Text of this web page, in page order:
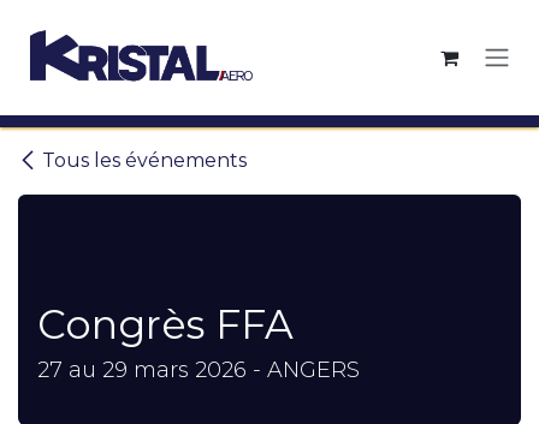
Tous les événements
Congrès FFA
27 au 29 mars 2026 - ANGERS